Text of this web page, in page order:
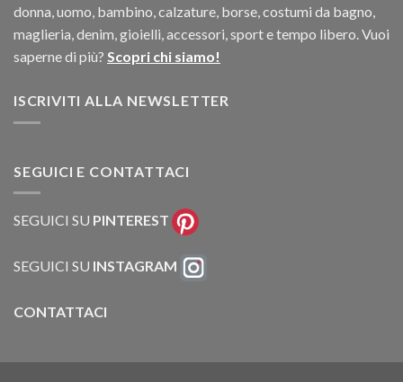
donna, uomo, bambino, calzature, borse, costumi da bagno,
maglieria, denim, gioielli, accessori, sport e tempo libero. Vuoi
saperne di più? Scopri chi siamo!
ISCRIVITI ALLA NEWSLETTER
SEGUICI E CONTATTACI
SEGUICI SU PINTEREST
SEGUICI SU INSTAGRAM
CONTATTACI